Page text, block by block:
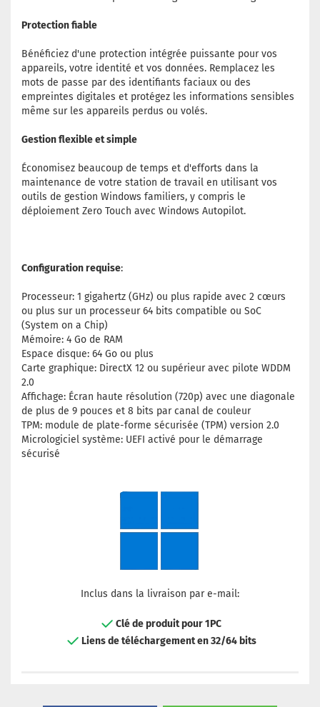
Protection fiable
Bénéficiez d'une protection intégrée puissante pour vos
appareils, votre identité et vos données. Remplacez les
mots de passe par des identifiants faciaux ou des
empreintes digitales et protégez les informations sensibles
même sur les appareils perdus ou volés.
Gestion flexible et simple
Économisez beaucoup de temps et d'efforts dans la
maintenance de votre station de travail en utilisant vos
outils de gestion Windows familiers, y compris le
déploiement Zero Touch avec Windows Autopilot.
Configuration requise:
Processeur: 1 gigahertz (GHz) ou plus rapide avec 2 cœurs
ou plus sur un processeur 64 bits compatible ou SoC
(System on a Chip)
Mémoire: 4 Go de RAM
Espace disque: 64 Go ou plus
Carte graphique: DirectX 12 ou supérieur avec pilote WDDM
2.0
Affichage: Écran haute résolution (720p) avec une diagonale
de plus de 9 pouces et 8 bits par canal de couleur
TPM: module de plate-forme sécurisée (TPM) version 2.0
Micrologiciel système: UEFI activé pour le démarrage
sécurisé
Inclus dans la livraison par e-mail:
Clé de produit pour 1PC
Liens de téléchargement en 32/64 bits